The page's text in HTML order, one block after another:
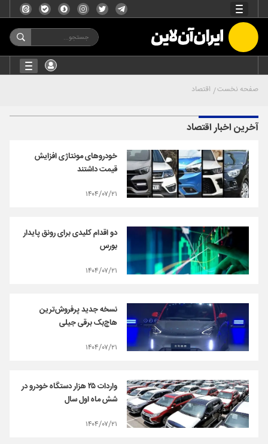
صفحه نخست اقتصاد
آخرین اخبار اقتصاد
خودروهای مونتاژی افزایش
قیمت داشتند
۱۴۰۴/۰۷/۲۱
دو اقدام کلیدی برای رونق پایدار
بورس
۱۴۰۴/۰۷/۲۱
نسخه‌ جدید پرفروش‌ترین
هاچ‌بک برقی جیلی
۱۴۰۴/۰۷/۲۱
واردات ۲۵ هزار دستگاه خودرو در
شش ماه اول سال
۱۴۰۴/۰۷/۲۱